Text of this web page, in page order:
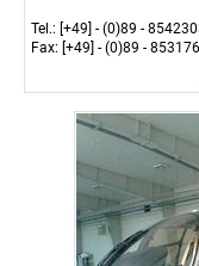
Tel.: [+49] - (0)89 -
Fax: [+49] - (0)89 - 853176